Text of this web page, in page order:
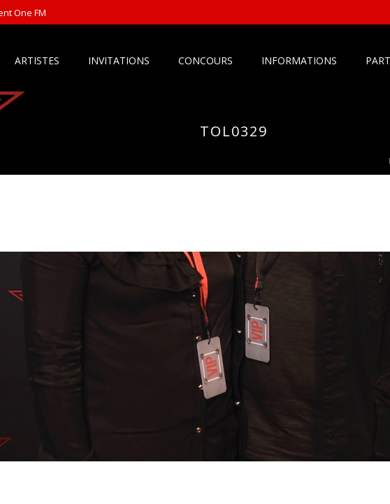
One FM
ARTISTES INVITATIONS CONCOURS INFORMATIONS
TOL0329